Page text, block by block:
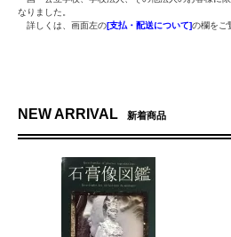
なりました。
詳しくは、画面左の[支払・配送について]の欄をご
NEW ARRIVAL 新着商品